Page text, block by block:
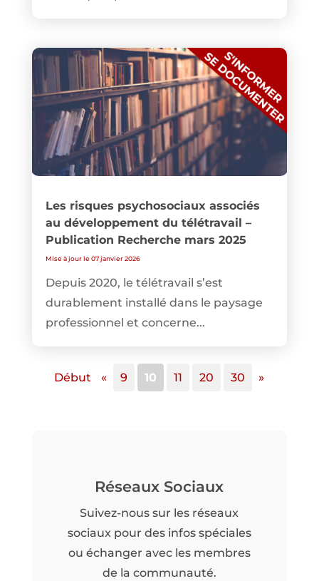
Les risques psychosociaux associés
au développement du télétravail –
Publication Recherche mars 2025
Mise à jour le 07 janvier 2026
Depuis 2020, le télétravail s’est
durablement installé dans le paysage
professionnel et concerne...
Début « 9 10 11 20 30 »
Réseaux Sociaux
Suivez-nous sur les réseaux
sociaux pour des infos spéciales
ou échanger avec les membres
de la communauté.